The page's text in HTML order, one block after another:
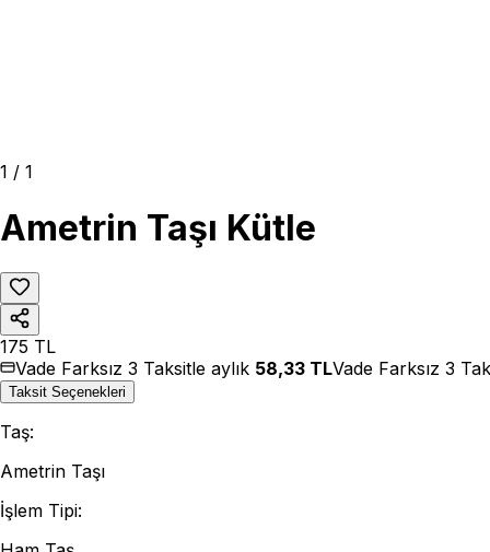
1 / 1
Ametrin Taşı Kütle
175 TL
Vade Farksız 3 Taksitle aylık 58,33 TLVade Farksız 3
Taksit Seçenekleri
Taş:
Ametrin Taşı
İşlem Tipi: